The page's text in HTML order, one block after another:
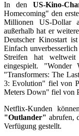
In denUS-Kino-
Homecoming" den
Millionen US-Dollar
außerhalb hat er
Deutscher Kinostart
Einfach
Streifen hat
eingespielt. "Wonder
"Transformers: The
3: Evolution" fiel von
Meters Down" fiel von
Netflix-Kunden
"Outlander" abrufen,
Verfügung gestellt.